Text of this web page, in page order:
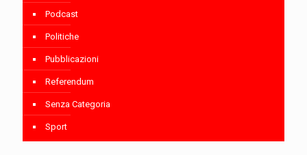
Podcast
Politiche
Pubblicazioni
Referendum
Senza Categoria
Sport